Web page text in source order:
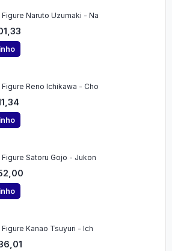
Naruto Uzumaki - Na
Reno Ichikawa - Cho
Satoru Gojo - Jukon
Kanao Tsuyuri - Ich